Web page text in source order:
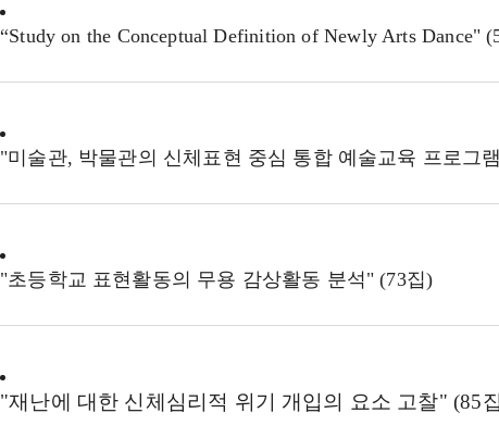
“Study on the Conceptual Definition of Newly Arts Dance"
"미술관, 박물관의 신체표현 중심 통합 예술교육 프로그
"초등학교 표현활동의 무용 감상활동 분석" (73집)
"재난에 대한 신체심리적 위기 개입의 요소 고찰" (85